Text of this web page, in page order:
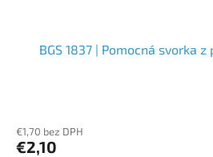
BGS 1837 | Pomocná svorka
€1,70 bez DPH
€2,10